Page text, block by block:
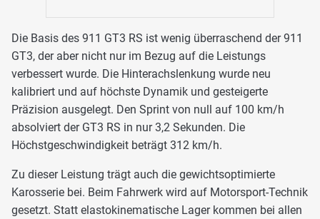
Die Basis des 911 GT3 RS ist wenig überraschend der 911
GT3, der aber nicht nur im Bezug auf die Leistungs
verbessert wurde. Die Hinterachslenkung wurde neu
kalibriert und auf höchste Dynamik und gesteigerte
Präzision ausgelegt. Den Sprint von null auf 100 km/h
absolviert der GT3 RS in nur 3,2 Sekunden. Die
Höchstgeschwindigkeit beträgt 312 km/h.
Zu dieser Leistung trägt auch die gewichtsoptimierte
Karosserie bei. Beim Fahrwerk wird auf Motorsport-Technik
gesetzt. Statt elastokinematische Lager kommen bei allen